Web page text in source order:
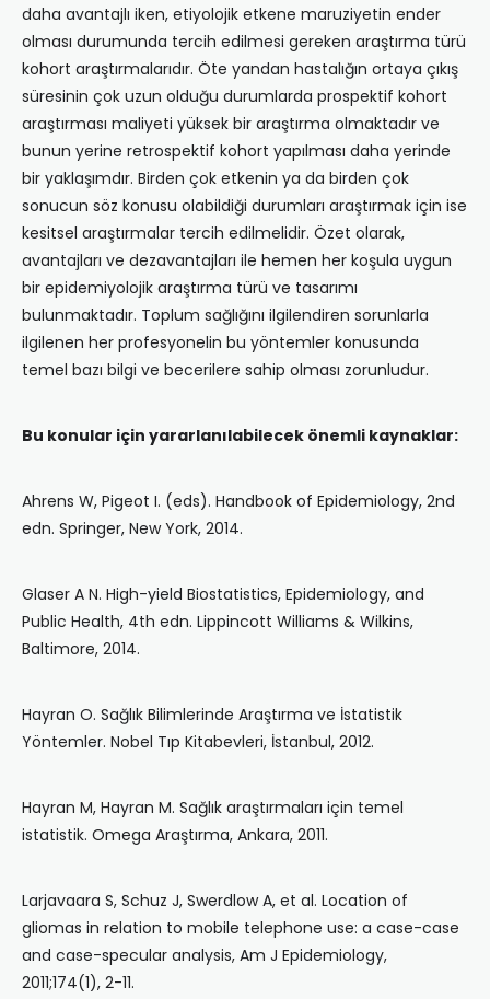
daha avantajlı iken, etiyolojik etkene maruziyetin ender
olması durumunda tercih edilmesi gereken araştırma türü
kohort araştırmalarıdır. Öte yandan hastalığın ortaya çıkış
süresinin çok uzun olduğu durumlarda prospektif kohort
araştırması maliyeti yüksek bir araştırma olmaktadır ve
bunun yerine retrospektif kohort yapılması daha yerinde
bir yaklaşımdır. Birden çok etkenin ya da birden çok
sonucun söz konusu olabildiği durumları araştırmak için ise
kesitsel araştırmalar tercih edilmelidir. Özet olarak,
avantajları ve dezavantajları ile hemen her koşula uygun
bir epidemiyolojik araştırma türü ve tasarımı
bulunmaktadır. Toplum sağlığını ilgilendiren sorunlarla
ilgilenen her profesyonelin bu yöntemler konusunda
temel bazı bilgi ve becerilere sahip olması zorunludur.
Bu konular için yararlanılabilecek önemli kaynaklar:
Ahrens W, Pigeot I. (eds). Handbook of Epidemiology, 2nd
edn. Springer, New York, 2014.
Glaser A N. High-yield Biostatistics, Epidemiology, and
Public Health, 4th edn. Lippincott Williams & Wilkins,
Baltimore, 2014.
Hayran O. Sağlık Bilimlerinde Araştırma ve İsta­tistik
Yöntemler. Nobel Tıp Kitabevleri, İstanbul, 2012.
Hayran M, Hayran M. Sağlık araştırmaları için te­mel
istatistik. Omega Araştırma, Ankara, 2011.
Larjavaara S, Schuz J, Swerdlow A, et al. Location of
gliomas in relation to mobile telephone use: a case-case
and case-specular analysis, Am J Epidemiology,
2011;174(1), 2-11.